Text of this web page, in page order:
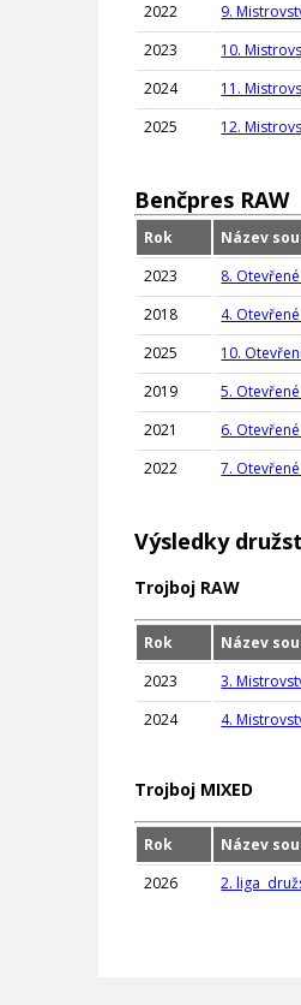
2022
9.
2023
10.
2024
11.
2025
12.
Benčpres RAW
Rok Název
2023
8.
2018
4.
2025
10.
2019
5.
2021
6.
2022
7.
Výsledky
Trojboj RAW
Rok Název
2023
3.
2024
4.
Trojboj MIXED
Rok Název
2026
2. liga